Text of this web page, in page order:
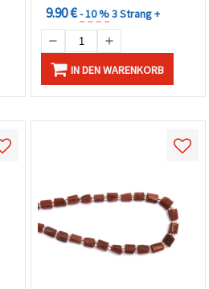
9.90 €- 10 %3 Strang +
IN DEN WARENKORB